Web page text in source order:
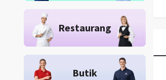
Restaurang
Butik